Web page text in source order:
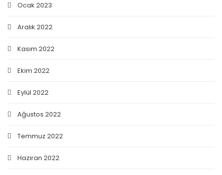
Ocak 2023
Aralık 2022
Kasım 2022
Ekim 2022
Eylül 2022
Ağustos 2022
Temmuz 2022
Haziran 2022